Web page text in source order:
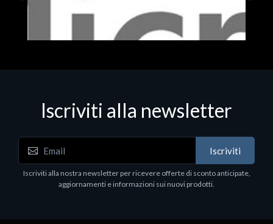
Software - Office Productivity
MS OFFICE H&S 2021 ESD
Iscriviti alla newsletter
Iscriviti
Iscriviti alla nostra newsletter per ricevere offerte di sconto anticipate,
aggiornamenti e informazioni sui nuovi prodotti.